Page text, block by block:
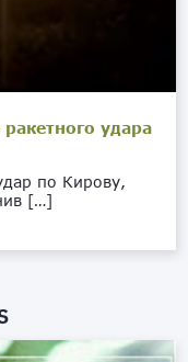
удара
по Кирову,
[…]